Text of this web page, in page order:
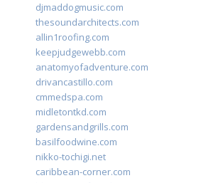
djmaddogmusic.com
thesoundarchitects.com
allin1roofing.com
keepjudgewebb.com
anatomyofadventure.com
drivancastillo.com
cmmedspa.com
midletontkd.com
gardensandgrills.com
basilfoodwine.com
nikko-tochigi.net
caribbean-corner.com